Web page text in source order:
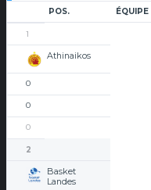
POS. ÉQUIPE
1
Athinaikos
0
0
0
2
Basket
Landes